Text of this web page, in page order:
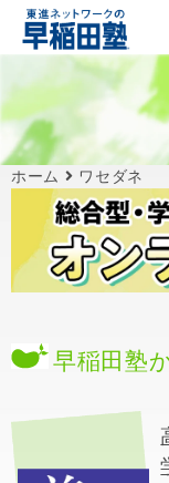
ホーム ワセダネ
早稲田塾